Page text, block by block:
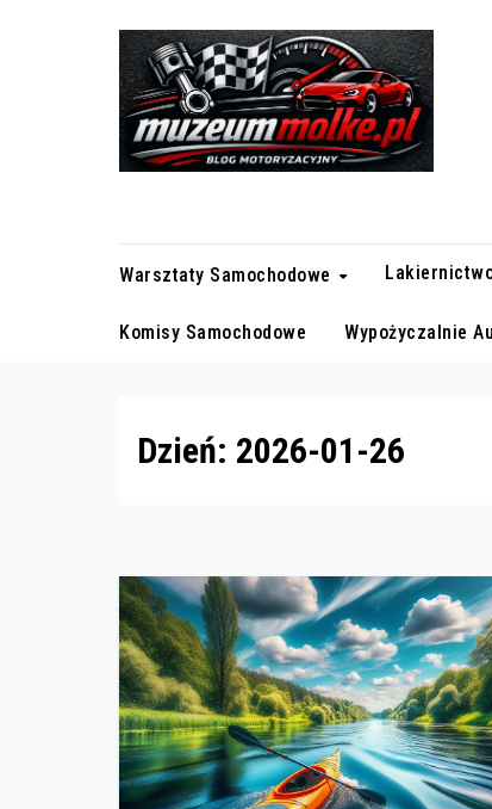
Warsztaty Samochodowe
Komisy Samochodowe Wypożyczalnie
Dzień: 2026-01-26